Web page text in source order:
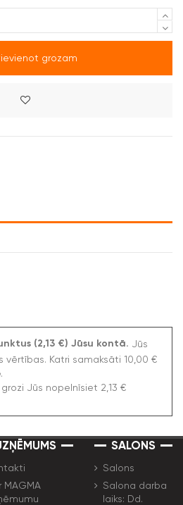
grozam
(2,13 €) Jūsu kontā.
Jūs
vērtības. Katri samaksāti 10,00 €
Jūs nopelnīsiet 2,13 €
MAGMA
SALONS
Salons
Salona darba
laiks: Dd.